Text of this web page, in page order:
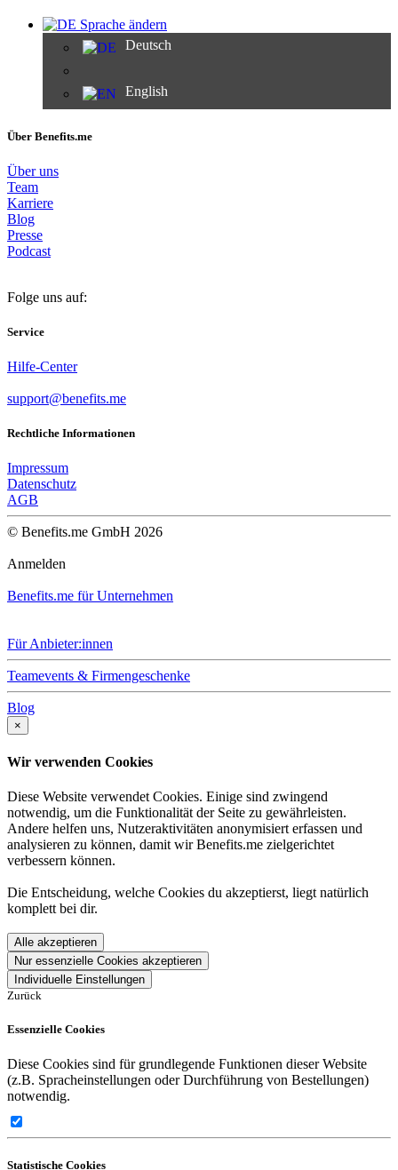
Sprache ändern
Deutsch
English
Über Benefits.me
Über uns
Team
Karriere
Blog
Presse
Podcast
Folge uns auf:
Service
Hilfe-Center
support@benefits.me
Rechtliche Informationen
Impressum
Datenschutz
AGB
© Benefits.me GmbH 2026
Anmelden
Benefits.me für Unternehmen
Für Anbieter:innen
Teamevents & Firmengeschenke
Blog
×
Wir verwenden Cookies
Diese Website verwendet Cookies. Einige sind zwingend
notwendig, um die Funktionalität der Seite zu gewährleisten.
Andere helfen uns, Nutzeraktivitäten anonymisiert erfassen und
analysieren zu können, damit wir Benefits.me zielgerichtet
verbessern können.
Die Entscheidung, welche Cookies du akzeptierst, liegt natürlich
komplett bei dir.
Alle akzeptieren
Nur essenzielle Cookies akzeptieren
Individuelle Einstellungen
Zurück
Essenzielle Cookies
Diese Cookies sind für grundlegende Funktionen dieser Website
(z.B. Spracheinstellungen oder Durchführung von Bestellungen)
notwendig.
Statistische Cookies